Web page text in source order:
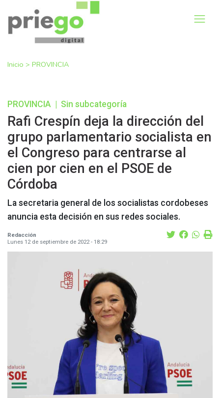
Inicio > PROVINCIA
PROVINCIA Sin subcategoría
Rafi Crespín deja la dirección del
grupo parlamentario socialista en
el Congreso para centrarse al
cien por cien en el PSOE de
Córdoba
La secretaria general de los socialistas cordobeses
anuncia esta decisión en sus redes sociales.
Redacción
Lunes 12 de septiembre de 2022 - 18:29